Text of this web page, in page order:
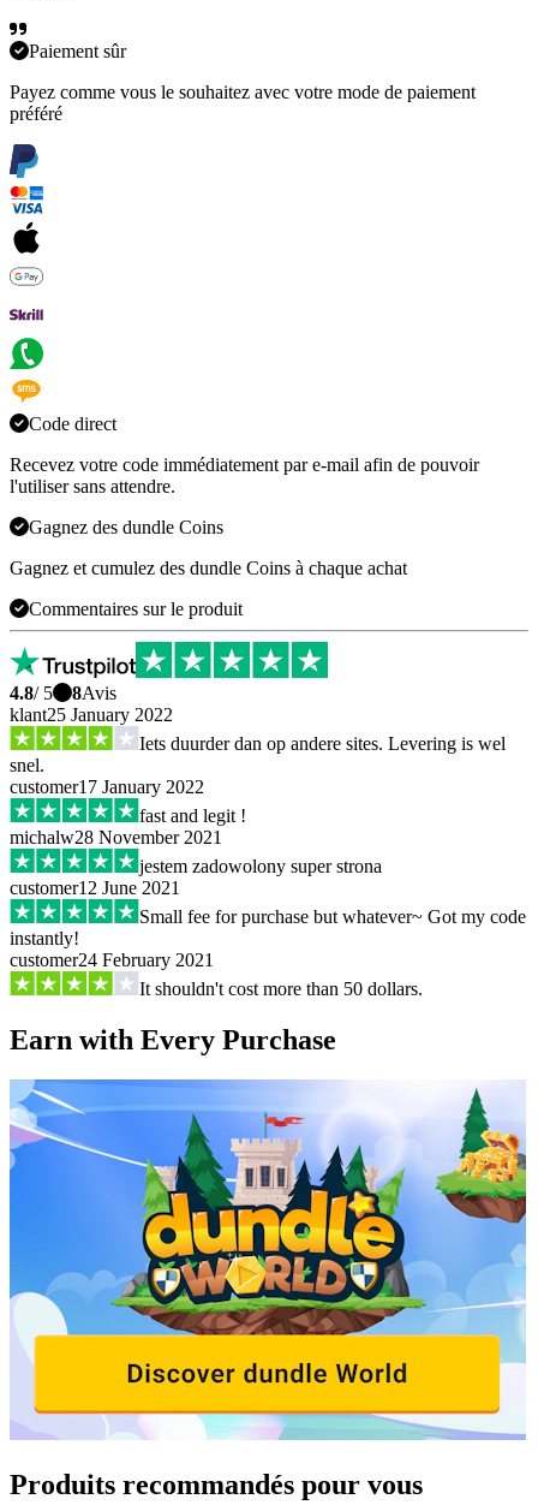
Paiement sûr
Payez comme vous le souhaitez avec votre mode de paiement
préféré
Code direct
Recevez votre code immédiatement par e-mail afin de pouvoir
l'utiliser sans attendre.
Gagnez des dundle Coins
Gagnez et cumulez des dundle Coins à chaque achat
Commentaires sur le produit
4.8/ 5 8Avis
klant25 January 2022
Iets duurder dan op andere sites. Levering is wel
snel.
customer17 January 2022
fast and legit !
michalw28 November 2021
jestem zadowolony super strona
customer12 June 2021
Small fee for purchase but whatever~ Got my code
instantly!
customer24 February 2021
It shouldn't cost more than 50 dollars.
Earn with Every Purchase
Produits recommandés pour vous